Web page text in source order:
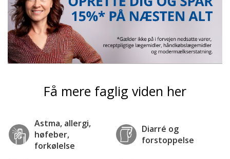
Få mere faglig viden her
Astma, allergi,
høfeber,
forkølelse
Diarré og
forstoppelse